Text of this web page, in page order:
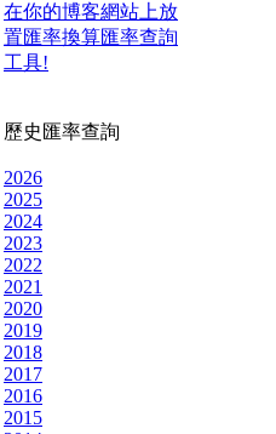
在你的博客網站上放
置匯率換算匯率查詢
工具!
歷史匯率查詢
2026
2025
2024
2023
2022
2021
2020
2019
2018
2017
2016
2015